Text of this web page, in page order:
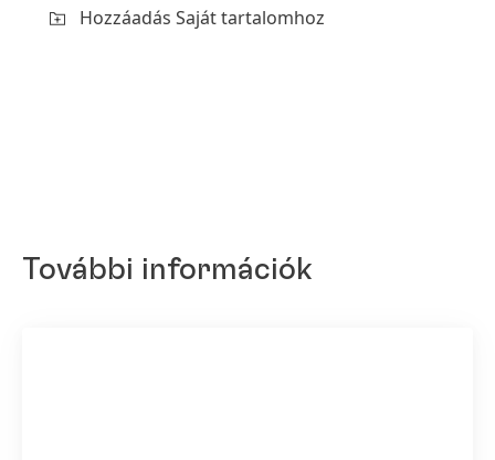
Hozzáadás Saját tartalomhoz
További információk